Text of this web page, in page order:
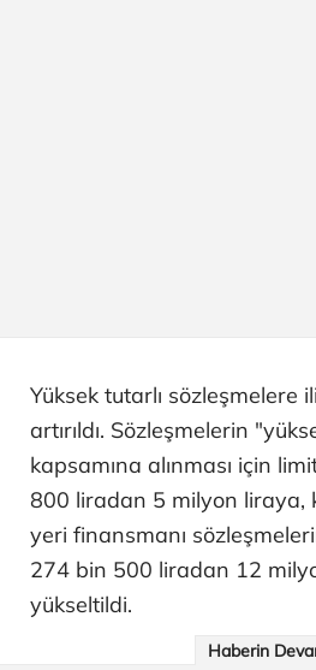
Yüksek tutarlı sözleşmelere
artırıldı. Sözleşmelerin
kapsamına alınması için
800 liradan 5 milyon liraya,
yeri finansmanı
274 bin 500 liradan 12
yükseltildi.
Haberin